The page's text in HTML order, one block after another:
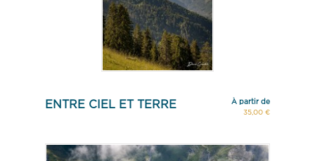
ENTRE CIEL ET TERRE
À partir de
35,00 €